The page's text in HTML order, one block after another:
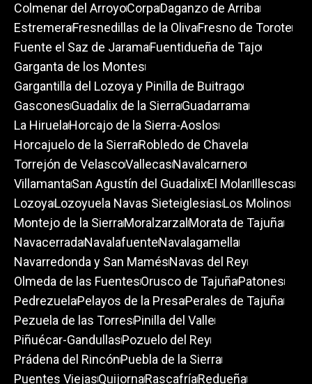
Colmenar del ArroyoCorpaDaganzo de Arriba
EstremeraFresnedillas de la OlivaFresno de Torote
Fuente el Saz de JaramaFuentidueña de Tajo
Garganta de los Montes
Gargantilla del Lozoya y Pinilla de Buitrago
GasconesGuadalix de la SierraGuadarrama
La HiruelaHorcajo de la Sierra-Aoslos
Horcajuelo de la SierraRobledo de Chavela
Torrejón de VelascoVallecasNavalcarnero
VillamantaSan Agustín del GuadalixEl MolarIllescas
LozoyaLozoyuela Navas SieteiglesiasLos Molinos
Montejo de la SierraMoralzarzal Morata de Tajuña
NavacerradaNavalafuenteNavalagamella
Navarredonda y San MamésNavas del Rey
Olmeda de las FuentesOrusco de TajuñaPatones
PedrezuelaPelayos de la PresaPerales de Tajuña
Pezuela de las TorresPinilla del Valle
Piñuécar-GandullasPozuelo del Rey
Prádena del RincónPuebla de la Sierra
Puentes ViejasQuijornaRascafríaRedueña